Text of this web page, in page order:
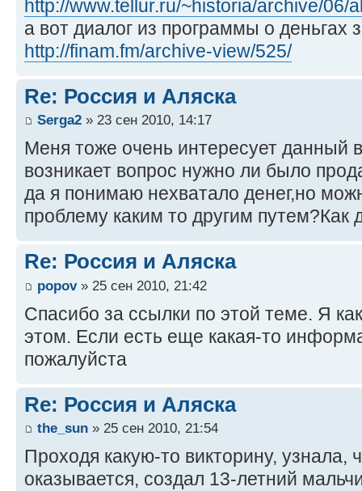
http://www.tellur.ru/~historia/archive/06/
а вот диалог из программы о деньгах
http://finam.fm/archive-view/525/
Re: Россия и Аляска
Serga2 » 23 сен 2010, 14:17
Меня тоже очень интересует данный
возникает вопрос нужно ли было
да я понимаю нехватало денег,но
проблему каким то другим путем?Как
Re: Россия и Аляска
popov» 25 сен 2010, 21:42
Спасибо за ссылки по этой теме. Я
этом. Если есть еще какая-то
пожалуйста
Re: Россия и Аляска
the_sun » 25 сен 2010, 21:54
Проходя какую-то викторину, узнала,
оказывается, создал 13-летний